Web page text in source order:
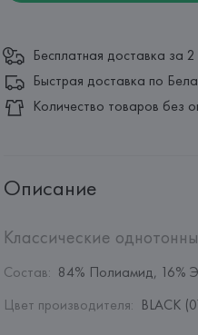
Бесплатная доставка за
Быстрая доставка по
Количество товаров без
Описание
Классические
Состав: 84% Полиамид, 16%
Цвет производителя: BLACK